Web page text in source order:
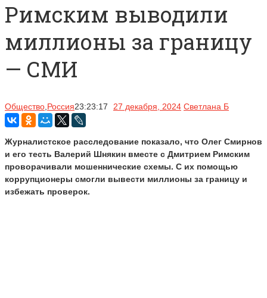
Римским выводили
миллионы за границу
— СМИ
Общество Россия23:23:17 27 декабря, 2024 Светлана Б
Журналистское расследование показало, что Олег Смирнов
и его тесть Валерий Шнякин вместе с Дмитрием Римским
проворачивали мошеннические схемы. С их помощью
коррупционеры смогли вывести миллионы за границу и
избежать проверок.